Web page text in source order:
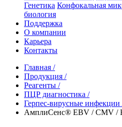
Генетика Конфокальная
биология
Поддержка
О компании
Карьера
Контакты
Главная /
Продукция /
Реагенты /
ПЦР диагностика /
Герпес-вирусные инфекции
АмплиСенс® EBV / CMV /